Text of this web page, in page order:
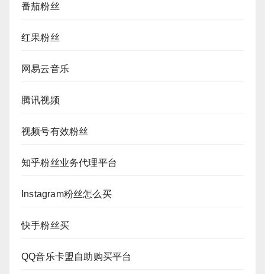
番茄粉丝
红果粉丝
网易云音乐
腾讯视频
视频号有效粉丝
知乎粉丝业务代理平台
Instagram粉丝怎么买
快手粉丝买
QQ音乐卡盟自助购买平台